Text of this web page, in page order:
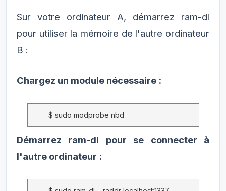
Sur votre ordinateur A, démarrez ram-dl
pour utiliser la mémoire de l'autre ordinateur
B :
Chargez un module nécessaire :
$ sudo modprobe nbd
Démarrez ram-dl pour se connecter à
l'autre ordinateur :